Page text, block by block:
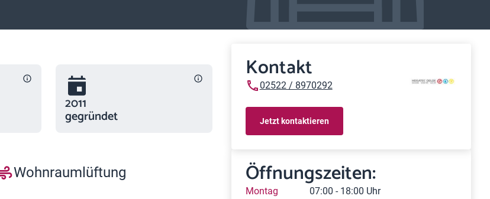
2011
gegründet
Wohnraumlüftung
Kontakt
02522 / 8970292
Jetzt kontaktieren
Öffnungszeiten:
Montag
07:00 - 18:00 Uhr